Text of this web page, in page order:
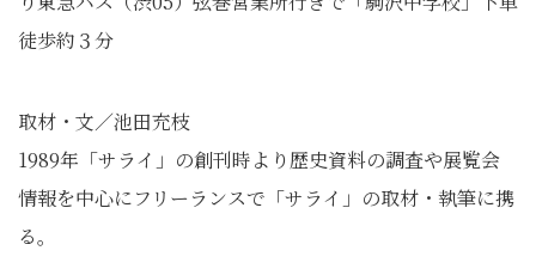
徒歩約３分
取材・文／池田充枝
1989年「サライ」 の創刊時より歴史資料の調査や展覧会
情報を中心にフリーランスで 「サライ」の取材・執筆に携
る。